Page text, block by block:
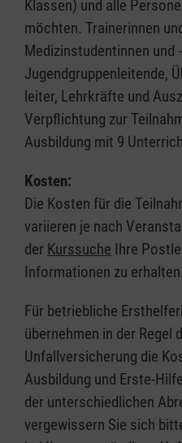
Klassen) und alle
möchten. Trainerinnen
Medizinstudentinnen und
Jugendgruppenleitende,
leiter, Lehrkräfte und
Verpflichtung zur
Ausbildung mit 9
Kosten:
Die Kosten für die
variieren je nach
der Kurssuche Ihre
Informationen zu erhalten.
Für betriebliche
übernehmen in der Regel
Unfallversicherung die
Ausbildung und Erste-
der unterschiedlichen
vergewissern Sie sich